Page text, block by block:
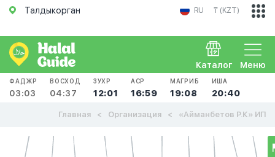
Талдыкорган RU ₸ (KZT)
Меню
Каталог
ФАДЖР
03:03
ВОСХОД
04:37
ЗУХР
12:01
АСР
16:59
МАГРИБ
19:08
ИША
20:40
Главная Организация «Айманбетов Р.К» ИП